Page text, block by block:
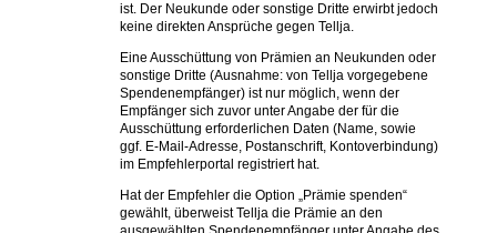
ist. Der Neukunde oder sonstige Dritte erwirbt jedoch
keine direkten Ansprüche gegen Tellja.
Eine Ausschüttung von Prämien an Neukunden oder
sonstige Dritte (Ausnahme: von Tellja vorgegebene
Spendenempfänger) ist nur möglich, wenn der
Empfänger sich zuvor unter Angabe der für die
Ausschüttung erforderlichen Daten (Name, sowie
ggf. E-Mail-Adresse, Postanschrift, Kontoverbindung)
im Empfehlerportal registriert hat.
Hat der Empfehler die Option „Prämie spenden“
gewählt, überweist Tellja die Prämie an den